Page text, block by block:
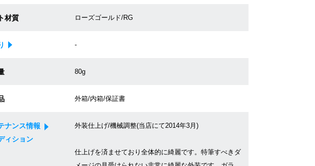
材質 ローズゴールド/RG
-
80g
外箱/内箱/保証書
ナンス情報
ィション
外装仕上げ/機械調整(当店にて2014年3月)
仕上げを済ませており全体的に綺麗です。特筆すべきダ